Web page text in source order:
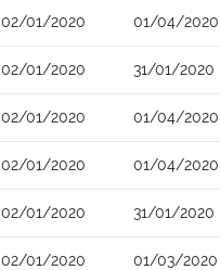
02/01/2020 01/04/2020
02/01/2020 31/01/2020
02/01/2020 01/04/2020
02/01/2020 01/04/2020
02/01/2020 31/01/2020
02/01/2020 01/03/2020